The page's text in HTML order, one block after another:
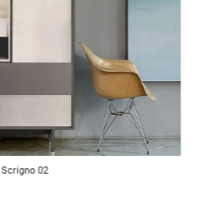
Scrigno 02